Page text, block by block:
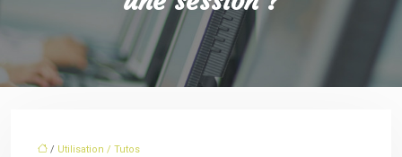
/ Utilisation / Tutos